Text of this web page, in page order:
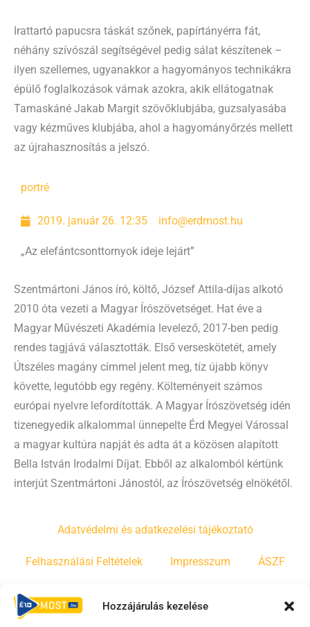
Hozzájárulás kezelése
Irattartó papucsra táskát szőnek, papírtányérra fát,
néhány szívószál segítségével pedig sálat készítenek –
ilyen szellemes, ugyanakkor a hagyományos technikákra
épülő foglalkozások várnak azokra, akik ellátogatnak
Tamaskáné Jakab Margit szövőklubjába, guzsalyasába
vagy kézműves klubjába, ahol a hagyományőrzés mellett
az újrahasznosítás a jelszó.
portré
2019. január 26. 12:35 info@erdmost.hu
„Az elefántcsonttornyok ideje lejárt”
Szentmártoni János író, költő, József Attila-díjas alkotó
2010 óta vezeti a Magyar Írószövetséget. Hat éve a
Magyar Művészeti Akadémia levelező, 2017-ben pedig
rendes tagjává választották. Első verseskötetét, amely
Útszéles magány címmel jelent meg, tíz újabb könyv
követte, legutóbb egy regény. Költeményeit számos
európai nyelvre lefordították. A Magyar Írószövetség idén
tizenegyedik alkalommal ünnepelte Érd Megyei Várossal
a magyar kultúra napját és adta át a közösen alapított
Bella István Irodalmi Díjat. Ebből az alkalomból kértünk
interjút Szentmártoni Jánostól, az Írószövetség elnökétől.
Adatvédelmi és adatkezelési tájékoztató
Felhasználási Feltételek Impresszum ÁSZF
Irányelvek